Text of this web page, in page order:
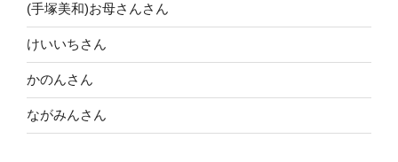
(手塚美和)お母さんさん
けいいちさん
かのんさん
ながみんさん